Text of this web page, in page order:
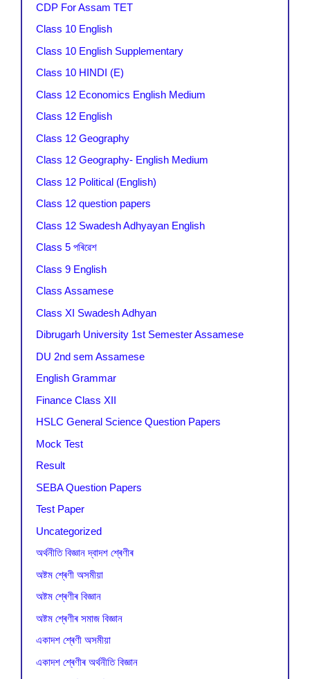
CDP For Assam TET
Class 10 English
Class 10 English Supplementary
Class 10 HINDI (E)
Class 12 Economics English Medium
Class 12 English
Class 12 Geography
Class 12 Geography- English Medium
Class 12 Political (English)
Class 12 question papers
Class 12 Swadesh Adhyayan English
Class 5 পৰিৱেশ
Class 9 English
Class Assamese
Class XI Swadesh Adhyan
Dibrugarh University 1st Semester Assamese
DU 2nd sem Assamese
English Grammar
Finance Class XII
HSLC General Science Question Papers
Mock Test
Result
SEBA Question Papers
Test Paper
Uncategorized
অৰ্থনীতি বিজ্ঞান দ্বাদশ শ্ৰেণীৰ
অষ্টম শ্ৰেণী অসমীয়া
অষ্টম শ্ৰেণীৰ বিজ্ঞান
অষ্টম শ্ৰেণীৰ সমাজ বিজ্ঞান
একাদশ শ্ৰেণী অসমীয়া
একাদশ শ্ৰেণীৰ অৰ্থনীতি বিজ্ঞান